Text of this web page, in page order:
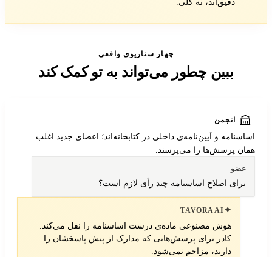
دقیق‌اند، نه کلی.
چهار سناریوی واقعی
ببین چطور می‌تواند به تو کمک کند
انجمن
اساسنامه و آیین‌نامه‌ی داخلی در کتابخانه‌اند؛ اعضای جدید اغلب
همان پرسش‌ها را می‌پرسند.
عضو
برای اصلاح اساسنامه چند رأی لازم است؟
✦
TAVORA AI
هوش مصنوعی ماده‌ی درست اساسنامه را نقل می‌کند.
کادر برای پرسش‌هایی که مدارک از پیش پاسخشان را
دارند، مزاحم نمی‌شود.